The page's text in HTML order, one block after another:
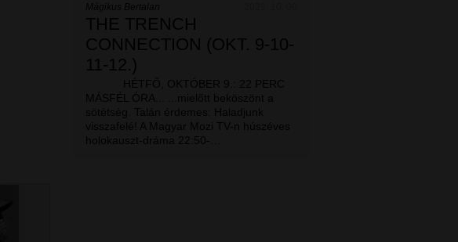
Mágikus Bertalan
THE TRENCH
CONNECTION (OKT. 9-10-
11-12.)
HÉTFŐ, OKTÓBER 9.: 22 PERC
MÁSFÉL ÓRA... ...mielőtt beköszönt a
sötétség. Talán érdemes: Haladjunk
visszafelé! A Magyar Mozi TV-n húszéves
holokauszt-dráma 22:50-…